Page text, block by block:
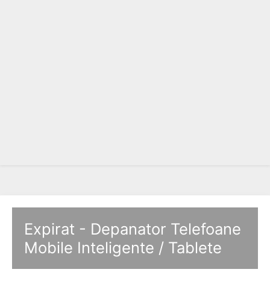
Expirat - Depanator Telefoane
Mobile Inteligente / Tablete